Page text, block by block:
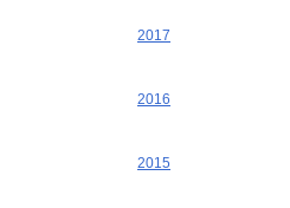
2017
2016
2015